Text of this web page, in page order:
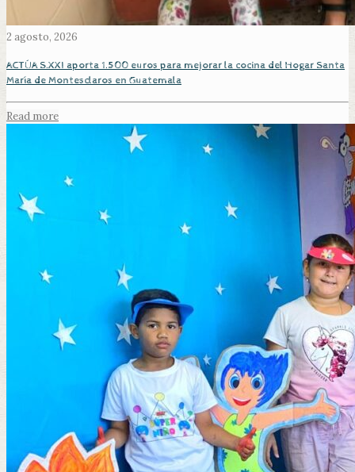
2 agosto, 2026
ACTÚA S.XXI aporta 1.500 euros para mejorar la cocina del Hogar Santa
María de Montesclaros en Guatemala
Read more